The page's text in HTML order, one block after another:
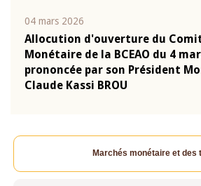
04 mars 2026
Allocution d'ouverture du
Monétaire de la BCEAO du 4
prononcée par son Président
Claude Kassi BROU
Marchés monétaire et des